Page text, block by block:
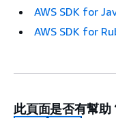
AWS SDK for
AWS SDK for
此頁面是否有幫助